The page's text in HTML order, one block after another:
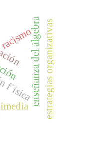
enseñanza del álgebraestrategias organizativas
racismo